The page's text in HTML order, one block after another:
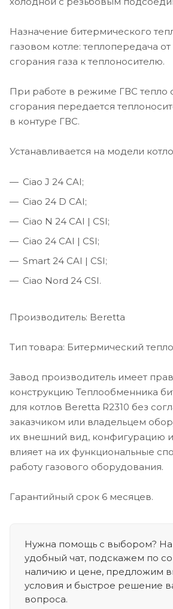
Назначение битермического
газовом котле: теплопередача
сгорания газа к теплоносителю.
При работе в режиме ГВС тепло
сгорания передается
в контуре ГВС.
Устанавливается на модели
Ciao J 24 CAI;
Ciao 24 D CAI;
Ciao N 24 CAI | CSI;
Ciao 24 CAI | CSI;
Smart 24 CAI | CSI;
Ciao Nord 24 СSI.
Производитель: Beretta
Тип товара: Битермический
Завод производитель имеет
конструкцию Теплообменника
для котлов Beretta R2310 без
заказчиком или владельцем
их внешний вид, конфигурацию и
влияет на их функциональные
работу газового оборудования.
Гарантийный срок 6 месяцев.
Нужна помощь с выбором?
удобный чат, подскажем по
наличию и цене, предложим
условия и быстрое решение
вопроса.